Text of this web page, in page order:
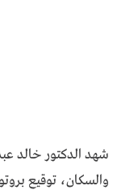
شهد الدكتور خالد
والسكان، توقيع